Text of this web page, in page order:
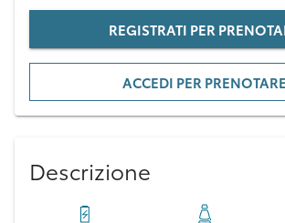
REGISTRATI PER
ACCEDI PER PRENOTARE
Descrizione